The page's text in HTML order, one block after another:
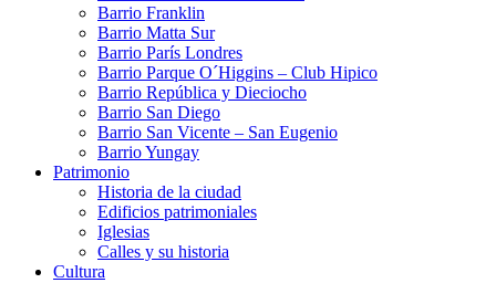
Barrio Franklin
Barrio Matta Sur
Barrio Parí­s Londres
Barrio Parque O´Higgins – Club Hipico
Barrio República y Dieciocho
Barrio San Diego
Barrio San Vicente – San Eugenio
Barrio Yungay
Patrimonio
Historia de la ciudad
Edificios patrimoniales
Iglesias
Calles y su historia
Cultura